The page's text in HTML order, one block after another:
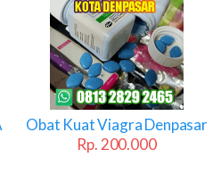
Obat Kuat Viagra Denpasar
Rp. 200.000